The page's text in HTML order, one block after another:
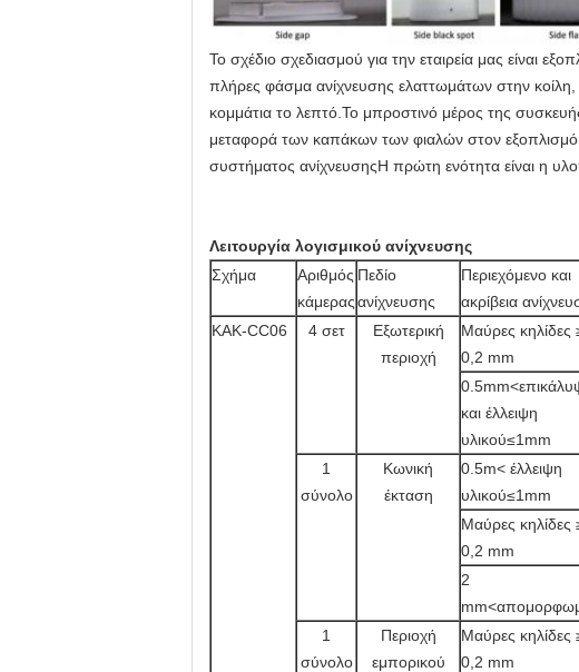
Το σχέδιο σχεδιασμού για την εταιρεία μας είναι
πλήρες φάσμα ανίχνευσης ελαττωμάτων στην
κομμάτια το λεπτό.Το μπροστινό μέρος της
μεταφορά των καπάκων των φιαλών στον εξοπλισμό
συστήματος ανίχνευσηςΗ πρώτη ενότητα είναι η
Λειτουργία λογισμικού ανίχνευσης
Σχήμα
Αριθμός
κάμερας
Πεδίο
ανίχνευσης
Περιεχόμενο και
ακρίβεια
ΚΑΚ-CC06 4 σετ
Εξωτερική
περιοχή
Μαύρες κηλίδες
0,2 mm
και έλλειψη
υλικού≤1mm
1
σύνολο
Κωνική
έκταση
0.5m< έλλειψη
υλικού≤1mm
Μαύρες κηλίδες
0,2 mm
2
1
σύνολο
Περιοχή
εμπορικού
Μαύρες κηλίδες
0,2 mm